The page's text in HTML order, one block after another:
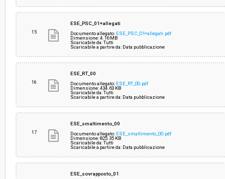
15
ESE_PSC_01+allegati
Documento allegato: ESE_PSC_01+allegati.pdf
Dimensione: 4.16 MB
Scaricabile da: Tutti
Scaricabile a partire da: Data pubblicazione
16
ESE_RT_00
Documento allegato: ESE_RT_00.pdf
Dimensione: 434.63 KB
Scaricabile da: Tutti
Scaricabile a partire da: Data pubblicazione
17
ESE_smaltimento_00
Documento allegato: ESE_smaltimento_00.pdf
Dimensione: 825.35 KB
Scaricabile da: Tutti
Scaricabile a partire da: Data pubblicazione
ESE_sovrapposto_01